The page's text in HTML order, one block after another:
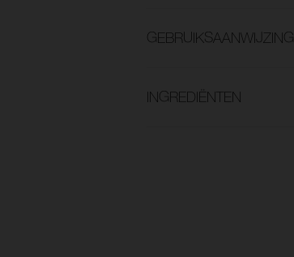
GEBRUIKSAANWIJZING
INGREDIËNTEN